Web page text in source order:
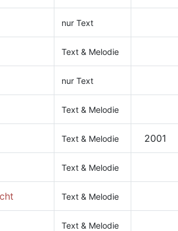
nur Text
Text & Melodie
nur Text
Text & Melodie
Text & Melodie 2001
Text & Melodie
Text & Melodie
Text & Melodie